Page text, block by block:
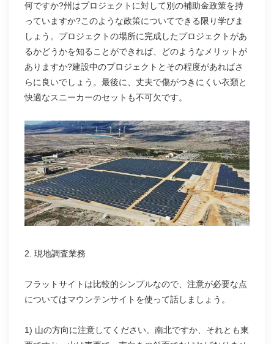
何ですか?州はプロジェクトに対して別の補助金政策を持
っていますか?このような政策についてできる限り学びま
しょう。プロジェクトの場所に完成したプロジェクトがあ
るかどうかを知ることができれば、どのようなメリットが
ありますか?建設中のプロジェクトとその程度があればさ
らに良いでしょう。最後に、丈夫で傷がつきにくい衣類と
快適なスニーカーのセットも不可欠です。
2. 現地調査業務
フラットサイトは比較的シンプルなので、注意が必要な点
についてはマウンテンサイトを使って話しましょう。
1) 山の方向に注意してください。南北ですか、それとも東